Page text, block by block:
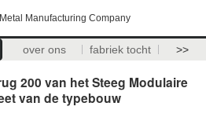
Manufacturing Company
over ons fabriek tocht >>
200 van het Steeg Modulaire
van de typebouw